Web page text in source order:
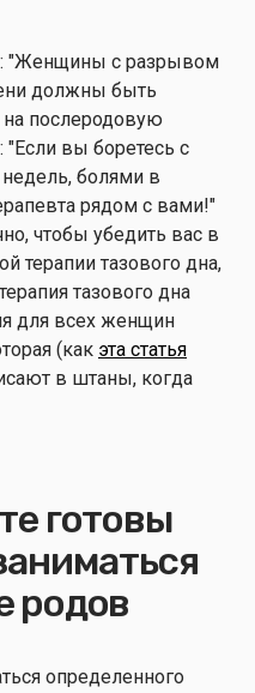
"Женщины с разрывом
должны быть
послеродовую
"Если вы боретесь с
болями в
рядом с вами!"
чтобы убедить вас в
терапии тазового дна,
тазового дна
для всех женщин
(как эта статья
в штаны, когда
готовы
родов
определенного